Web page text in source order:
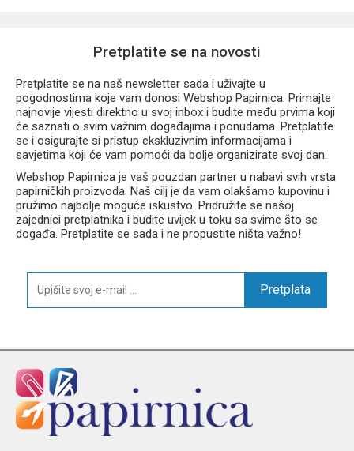
Pretplatite se na novosti
Pretplatite se na naš newsletter sada i uživajte u
pogodnostima koje vam donosi Webshop Papirnica. Primajte
najnovije vijesti direktno u svoj inbox i budite među prvima koji
će saznati o svim važnim događajima i ponudama. Pretplatite
se i osigurajte si pristup ekskluzivnim informacijama i
savjetima koji će vam pomoći da bolje organizirate svoj dan.
Webshop Papirnica je vaš pouzdan partner u nabavi svih vrsta
papirničkih proizvoda. Naš cilj je da vam olakšamo kupovinu i
pružimo najbolje moguće iskustvo. Pridružite se našoj
zajednici pretplatnika i budite uvijek u toku sa svime što se
događa. Pretplatite se sada i ne propustite ništa važno!
Pretplata